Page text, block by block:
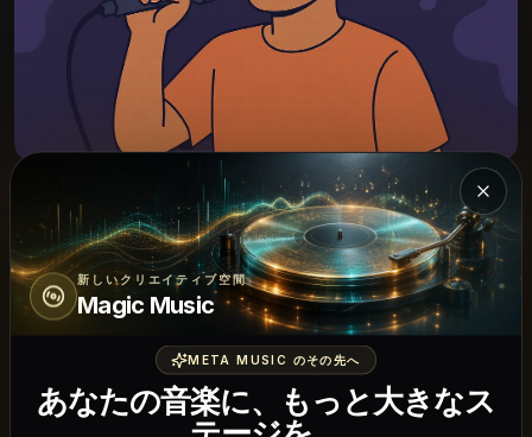
アレンジメントビルダー
レイヤー、楽器、詳細を追加
ドラム、ベース、パッド、ハーモニーを追加するよ
新しいクリエイティブ空間
Magic Music
META MUSIC のその先へ
あなたの音楽に、もっと大きなス